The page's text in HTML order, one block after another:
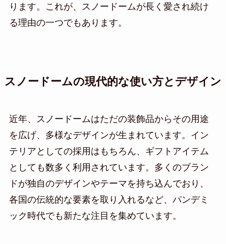
ります。これが、スノードームが長く愛され続け
る理由の一つでもあります。
スノードームの現代的な使い方とデザイン
近年、スノードームはただの装飾品からその用途
を広げ、多様なデザインが生まれています。イン
テリアとしての採用はもちろん、ギフトアイテム
としても数多く利用されています。多くのブラン
ドが独自のデザインやテーマを持ち込んでおり、
各国の伝統的な要素を取り入れるなど、パンデミ
ック時代でも新たな注目を集めています。